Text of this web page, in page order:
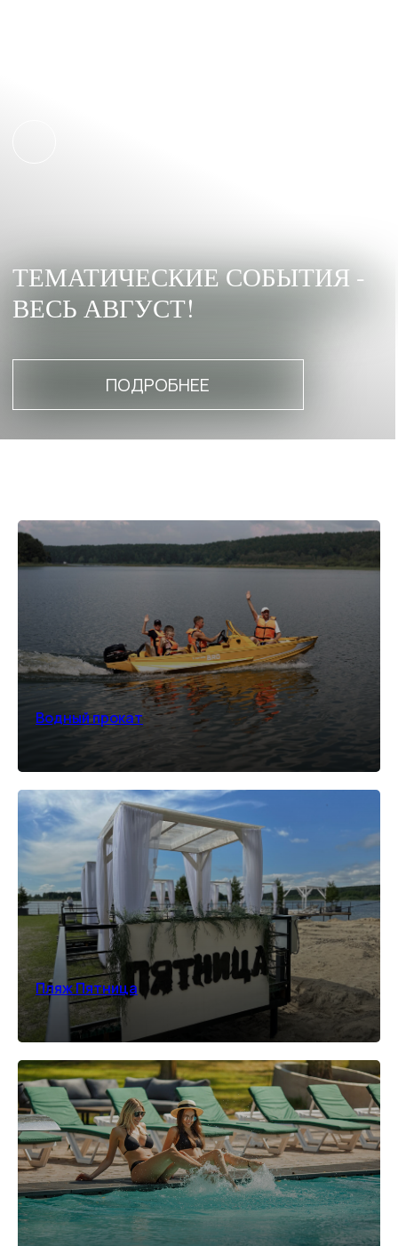
БЕЗЛИМИТ В БАССЕЙНАХ
*количество номеров ограничено
ПОДРОБНЕЕ
ОЗДОРОВИТЕЛЬНЫЙ
ОТДЫХ
Комплексный отдых и восстановление для
тела и нервной системы за городом
*количество номеров ограничено
ПОДРОБНЕЕ
Водный прокат
Пляж Пятница